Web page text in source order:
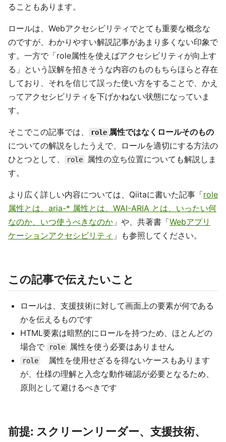
ることもあります。
ロールは、Webアクセシビリティでとても重要な概念な
のですが、わかりやすい解説記事があまり多くない印象で
す。一方で「role属性を使えばアクセシビリティが向上す
る」という誤解を招きそうな内容のものもちらほらと存在
しており、それを信じて誤った使い方をすることで、かえ
ってアクセシビリティを下げかねない状態になっていま
す。
そこでこの記事では、 role 属性ではなくロールそのもの
についての解説をしたうえで、ロールを適切にする方法の
ひとつとして、
role
属性の立ち位置についても解説しま
す。
より広く詳しい内容については、Qiitaに書いた記事「role
属性とは、aria-* 属性とは、WAI-ARIA とは、いったい何
なのか、いつ使うべきなのか 」や、共著書「Webアプリ
ケーションアクセシビリティ 」も参照してください。
この記事で伝えたいこと
ロールは、支援技術に対して画面上の要素が何である
かを伝えるものです
HTML要素は暗黙的にロールを持つため、ほとんどの
場合で
role 属性を使う必要はありません
role
属性を使用せざるを得ないケースもあります
が、仕様の理解と入念な動作確認が必要となるため、
原則として避けるべきです
前提: スクリーンリーダー、支援技術、